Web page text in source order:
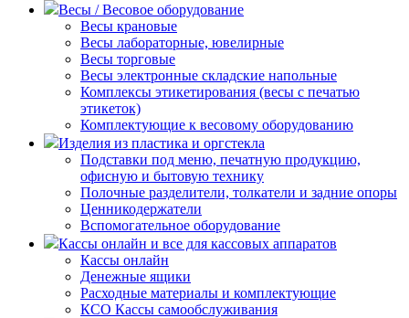
Весы / Весовое оборудование
Весы крановые
Весы лабораторные, ювелирные
Весы торговые
Весы электронные складские напольные
Комплексы этикетирования (весы с печатью
этикеток)
Комплектующие к весовому оборудованию
Изделия из пластика и оргстекла
Подставки под меню, печатную продукцию,
офисную и бытовую технику
Полочные разделители, толкатели и задние опоры
Ценникодержатели
Вспомогательное оборудование
Кассы онлайн и все для кассовых аппаратов
Кассы онлайн
Денежные ящики
Расходные материалы и комплектующие
КСО Кассы самообслуживания